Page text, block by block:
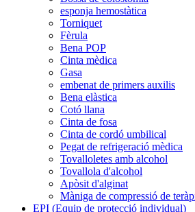
esponja hemostàtica
Torniquet
Fèrula
Bena POP
Cinta mèdica
Gasa
embenat de primers auxilis
Bena elàstica
Cotó llana
Cinta de fosa
Cinta de cordó umbilical
Pegat de refrigeració mèdica
Tovalloletes amb alcohol
Tovallola d'alcohol
Apòsit d'alginat
Màniga de compressió de
EPI (Equip de protecció individual)